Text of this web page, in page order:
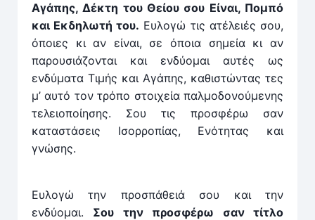
Αγάπης, Δέκτη του Θείου σου Είναι, Πομπό
και Εκδηλωτή του. Ευλογώ τις ατέλειές σου,
όποιες κι αν είναι, σε όποια σημεία κι αν
παρουσιάζονται και ενδύομαι αυτές ως
ενδύματα Τιμής και Αγάπης, καθιστώντας τες
μ’ αυτό τον τρόπο στοιχεία παλμοδονούμενης
τελειοποίησης. Σου τις προσφέρω σαν
καταστάσεις Ισορροπίας, Ενότητας και
γνώσης.
Ευλογώ την προσπάθειά σου και την
ενδύομαι. Σου την προσφέρω σαν τίτλο